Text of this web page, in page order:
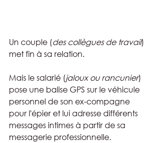
Un couple (des collègues de travail)
met fin à sa relation.
Mais le salarié (jaloux ou rancunier)
pose une balise GPS sur le véhicule
personnel de son ex-compagne
pour l'épier et lui adresse différents
messages intimes à partir de sa
messagerie professionnelle.